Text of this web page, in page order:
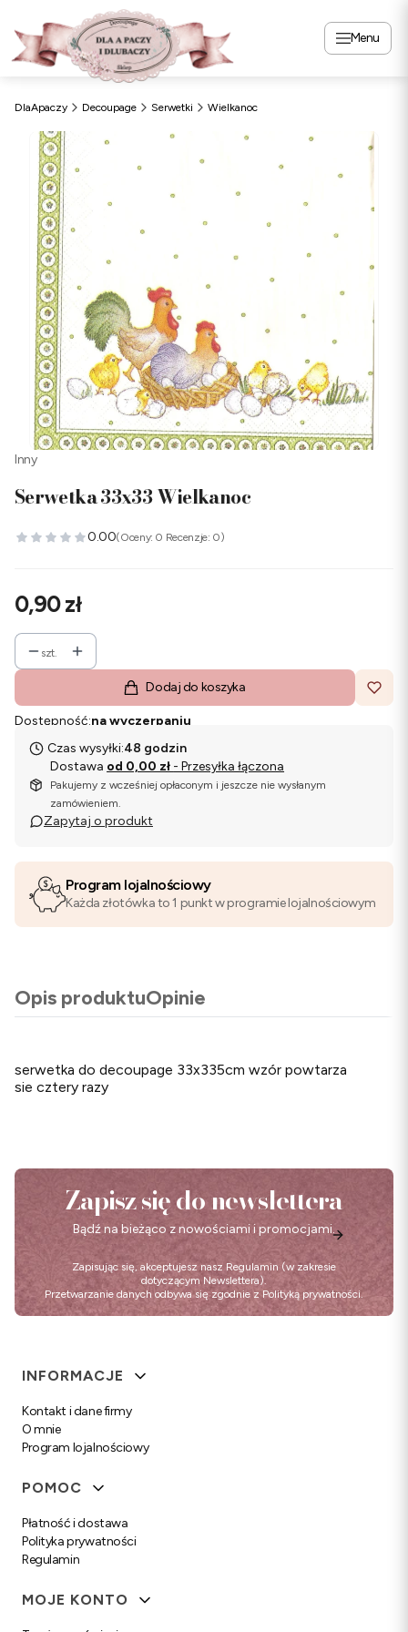
Menu
DlaApaczy Decoupage Serwetki Wielkanoc
Inny
Serwetka 33x33 Wielkanoc
0.00(Oceny: 0 Recenzje: 0)
Cena
0,90 zł
szt.
Dodaj do koszyka
Dostępność:na wyczerpaniu
Czas wysyłki:48 godzin
Dostawa od 0,00 zł - Przesyłka łączona
Pakujemy z wcześniej opłaconym i jeszcze nie wysłanym
zamówieniem.
Zapytaj o produkt
Program lojalnościowy
Każda złotówka to 1 punkt w programie lojalnościowym
Opis produktuOpinie
serwetka do decoupage 33x335cm wzór powtarza
sie cztery razy
Zapisz się do newslettera
Bądź na bieżąco z nowościami i promocjami.
Zapisując się, akceptujesz nasz Regulamin (w zakresie
dotyczącym Newslettera).
Przetwarzanie danych odbywa się zgodnie z Polityką prywatności.
Linki w stopce
INFORMACJE
Kontakt i dane firmy
O mnie
Program lojalnościowy
POMOC
Płatność i dostawa
Polityka prywatności
Regulamin
MOJE KONTO